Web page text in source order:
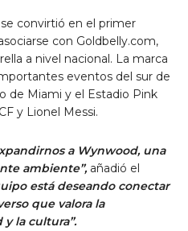
se convirtió en el primer
con Goldbelly.com,
a nivel nacional. La marca
eventos del sur de
de Miami y el Estadio Pink
y Lionel Messi.
a Wynwood, una
ambiente”,añadió el
está deseando conectar
que valora la
la cultura”.